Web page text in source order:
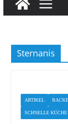
Sternanis
ARTIKEL
SCHNELLE KÜCHE